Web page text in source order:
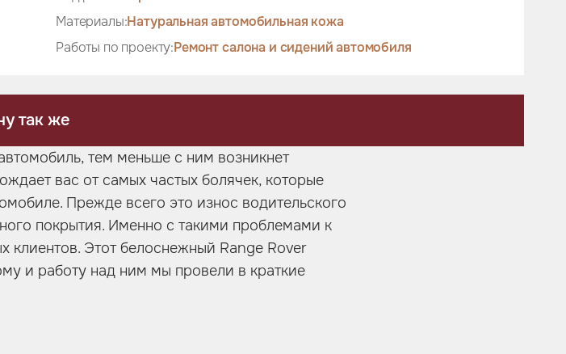
Материалы:Натуральная автомобильная кожа
Работы по проекту:Ремонт салона и сидений автомобиля
так же
тем меньше с ним возникнет
вас от самых частых болячек, которые
Прежде всего это износ водительского
покрытия. Именно с такими проблемами к
клиентов. Этот белоснежный Range Rover
и работу над ним мы провели в краткие